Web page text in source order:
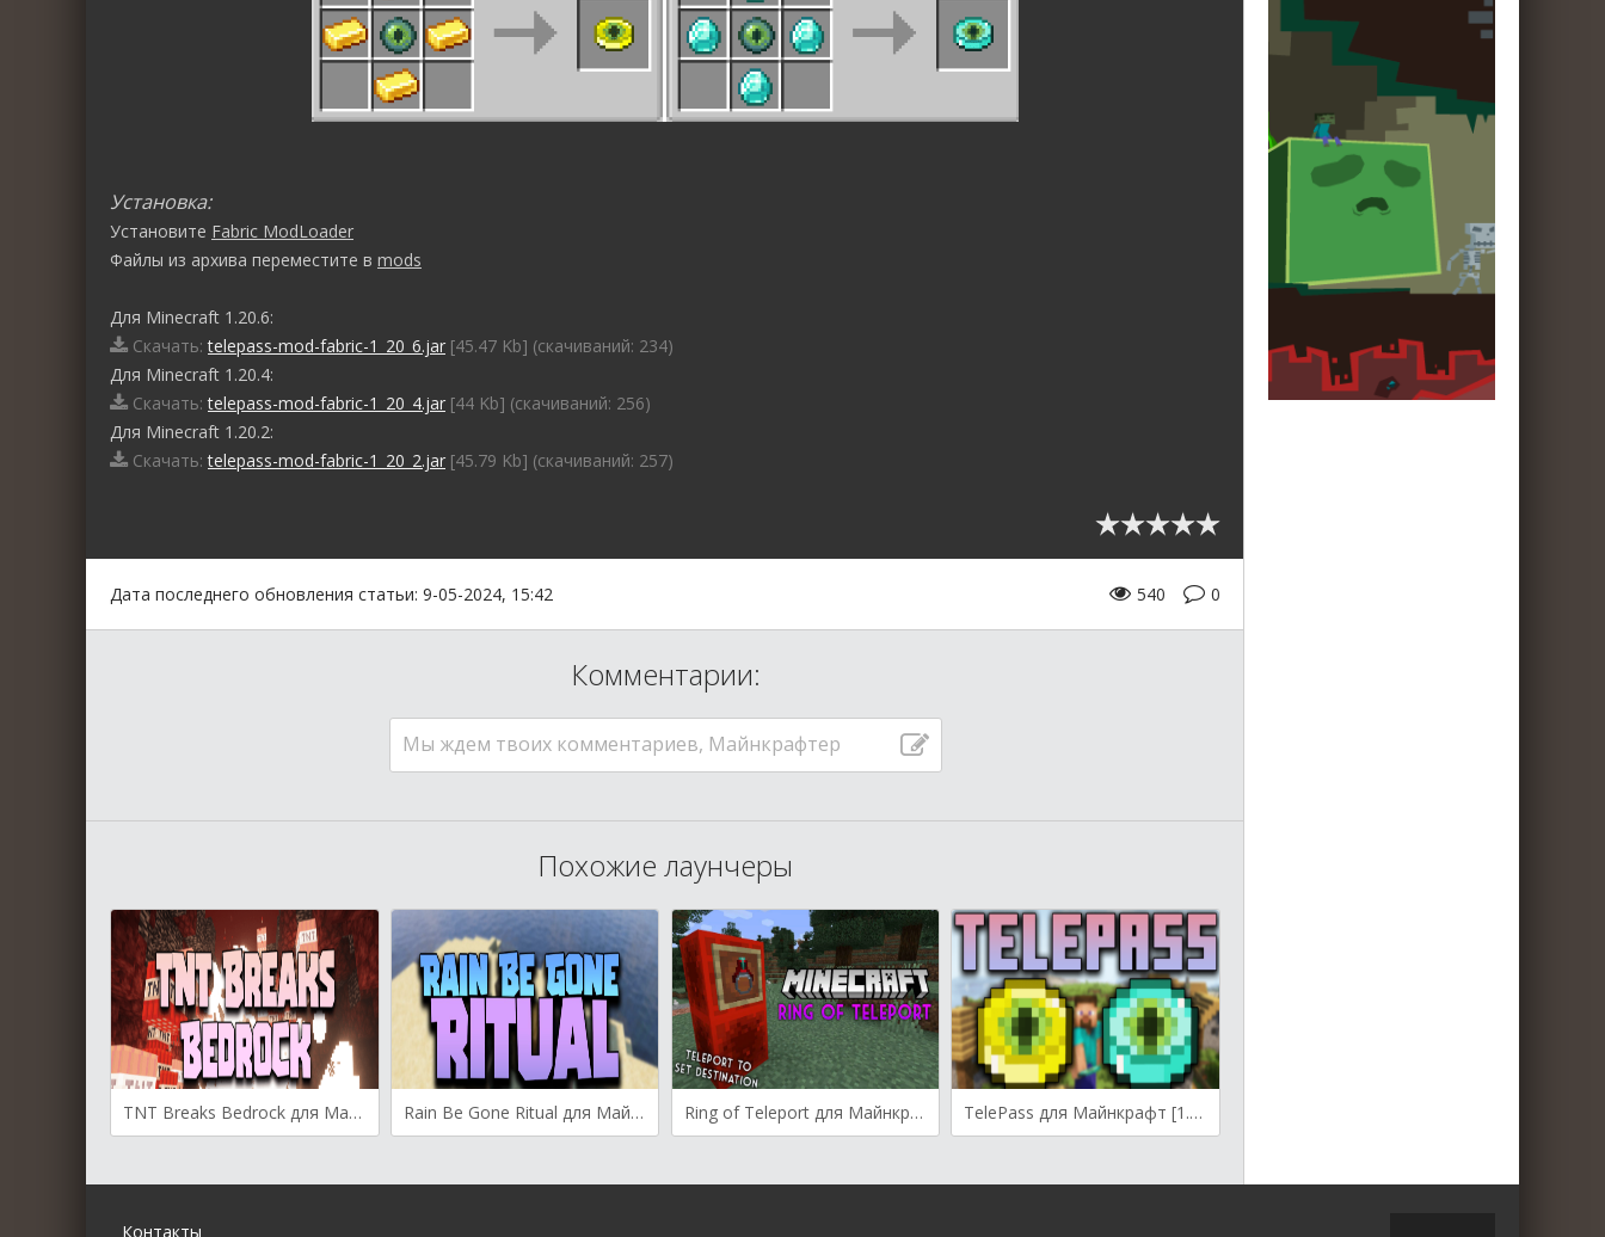
Установка:
Установите Fabric ModLoader
Файлы из архива переместите в mods
Для Minecraft 1.20.6:
Скачать:telepass-mod-fabric-1_20_6.jar [45.47 Kb] (cкачиваний: 234)
Для Minecraft 1.20.4:
Скачать:telepass-mod-fabric-1_20_4.jar [44 Kb] (cкачиваний: 256)
Для Minecraft 1.20.2:
Скачать:telepass-mod-fabric-1_20_2.jar [45.79 Kb] (cкачиваний: 257)
Дата последнего обновления статьи: 9-05-2024, 15:42 0
540
Комментарии:
Мы ждем твоих комментариев, Майнкрафтер
Похожие лаунчеры
TNT Breaks Bedrock для Майнкрафт [1.20.6, 1.20.4, 1.20.2] Rain Be Gone Ritual для Майнкрафт [1.20.6, 1.20.4, 1.20.2] Ring of Teleport для Майнкрафт [1.20.4, 1.20.1, 1.19.3] TelePass для Майнкрафт [1.19.4, 1.19.3, 1.19.2]
Контакты